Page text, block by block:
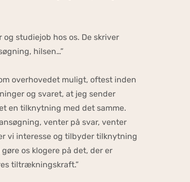
studiejob hos os. De skriver
hilsen…”
overhovedet muligt, oftest inden
og svaret, at jeg sender
en tilknytning med det samme.
venter på svar, venter
vi interesse og tilbyder tilknytning
os klogere på det, der er
tiltrækningskraft.”